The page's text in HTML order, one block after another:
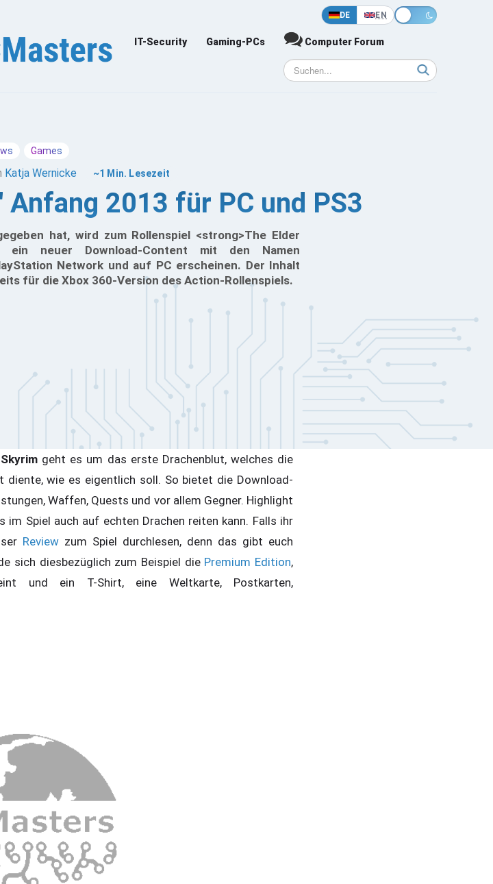
DE EN
IT-Security Gaming-PCs Computer Forum
Games
Katja Wernicke ~1 Min. Lesezeit
Anfang 2013 für PC und PS3
hat, wird zum Rollenspiel <strong>The Elder
neuer Download-Content mit den Namen
Network und auf PC erscheinen. Der Inhalt
für die Xbox 360-Version des Action-Rollenspiels.
geht es um das erste Drachenblut, welches die
diente, wie es eigentlich soll. So bietet die Download-
Waffen, Quests und vor allem Gegner. Highlight
Spiel auch auf echten Drachen reiten kann. Falls ihr
Review zum Spiel durchlesen, denn das gibt euch
sich diesbezüglich zum Beispiel die Premium Edition,
und ein T-Shirt, eine Weltkarte, Postkarten,